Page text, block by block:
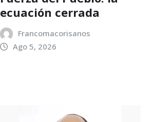
ecuación cerrada
Francomacorisanos
Ago 5, 2026